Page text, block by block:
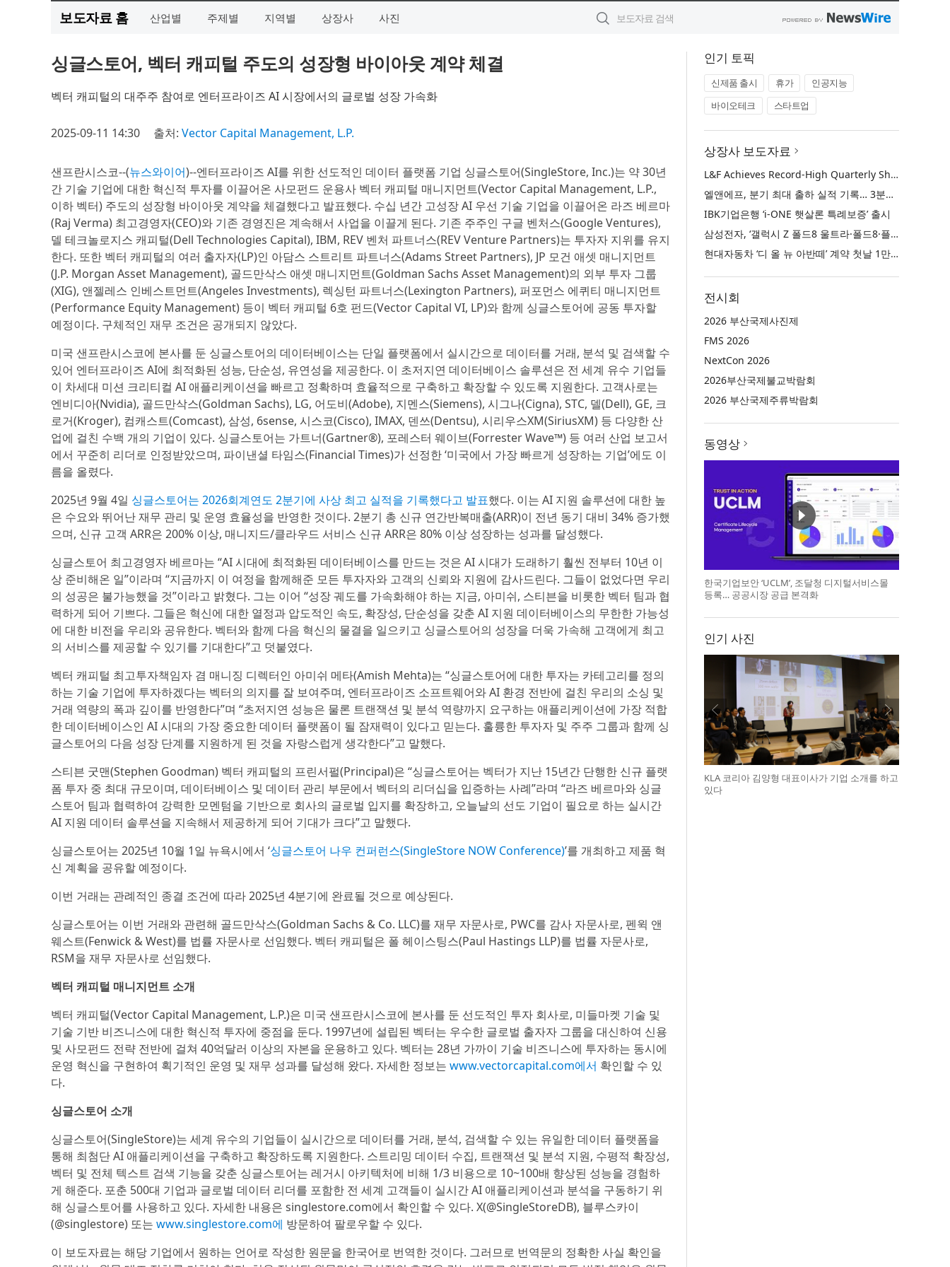
보도자료 홈 산업별 주제별 지역별 상장사 사진
싱글스토어, 벡터 캐피털 주도의 성장형 바이아웃 계약 체결
벡터 캐피털의 대주주 참여로 엔터프라이즈 AI 시장에서의 글로벌 성장 가속화
2025-09-11 14:30 출처: Vector Capital Management, L.P.
샌프란시스코--(뉴스와이어)--엔터프라이즈 AI를 위한 선도적인 데이터 플랫폼 기업 싱글스토어(SingleStore, Inc.)는 약 30년
간 기술 기업에 대한 혁신적 투자를 이끌어온 사모펀드 운용사 벡터 캐피털 매니지먼트(Vector Capital Management, L.P.,
이하 벡터) 주도의 성장형 바이아웃 계약을 체결했다고 발표했다. 수십 년간 고성장 AI 우선 기술 기업을 이끌어온 라즈 베르마
(Raj Verma) 최고경영자(CEO)와 기존 경영진은 계속해서 사업을 이끌게 된다. 기존 주주인 구글 벤처스(Google Ventures),
델 테크놀로지스 캐피털(Dell Technologies Capital), IBM, REV 벤처 파트너스(REV Venture Partners)는 투자자 지위를 유지
한다. 또한 벡터 캐피털의 여러 출자자(LP)인 아담스 스트리트 파트너스(Adams Street Partners), JP 모건 애셋 매니지먼트
(J.P. Morgan Asset Management), 골드만삭스 애셋 매니지먼트(Goldman Sachs Asset Management)의 외부 투자 그룹
(XIG), 앤젤레스 인베스트먼트(Angeles Investments), 렉싱턴 파트너스(Lexington Partners), 퍼포먼스 에퀴티 매니지먼트
(Performance Equity Management) 등이 벡터 캐피털 6호 펀드(Vector Capital VI, LP)와 함께 싱글스토어에 공동 투자할
예정이다. 구체적인 재무 조건은 공개되지 않았다.
미국 샌프란시스코에 본사를 둔 싱글스토어의 데이터베이스는 단일 플랫폼에서 실시간으로 데이터를 거래, 분석 및 검색할 수
있어 엔터프라이즈 AI에 최적화된 성능, 단순성, 유연성을 제공한다. 이 초저지연 데이터베이스 솔루션은 전 세계 유수 기업들
이 차세대 미션 크리티컬 AI 애플리케이션을 빠르고 정확하며 효율적으로 구축하고 확장할 수 있도록 지원한다. 고객사로는
엔비디아(Nvidia), 골드만삭스(Goldman Sachs), LG, 어도비(Adobe), 지멘스(Siemens), 시그나(Cigna), STC, 델(Dell), GE, 크
로거(Kroger), 컴캐스트(Comcast), 삼성, 6sense, 시스코(Cisco), IMAX, 덴쓰(Dentsu), 시리우스XM(SiriusXM) 등 다양한 산
업에 걸친 수백 개의 기업이 있다. 싱글스토어는 가트너(Gartner®), 포레스터 웨이브(Forrester Wave™) 등 여러 산업 보고서
에서 꾸준히 리더로 인정받았으며, 파이낸셜 타임스(Financial Times)가 선정한 ‘미국에서 가장 빠르게 성장하는 기업’에도 이
름을 올렸다.
2025년 9월 4일 싱글스토어는 2026회계연도 2분기에 사상 최고 실적을 기록했다고 발표했다. 이는 AI 지원 솔루션에 대한 높
은 수요와 뛰어난 재무 관리 및 운영 효율성을 반영한 것이다. 2분기 총 신규 연간반복매출(ARR)이 전년 동기 대비 34% 증가했
으며, 신규 고객 ARR은 200% 이상, 매니지드/클라우드 서비스 신규 ARR은 80% 이상 성장하는 성과를 달성했다.
싱글스토어 최고경영자 베르마는 “AI 시대에 최적화된 데이터베이스를 만드는 것은 AI 시대가 도래하기 훨씬 전부터 10년 이
상 준비해온 일”이라며 “지금까지 이 여정을 함께해준 모든 투자자와 고객의 신뢰와 지원에 감사드린다. 그들이 없었다면 우리
의 성공은 불가능했을 것”이라고 밝혔다. 그는 이어 “성장 궤도를 가속화해야 하는 지금, 아미쉬, 스티븐을 비롯한 벡터 팀과 협
력하게 되어 기쁘다. 그들은 혁신에 대한 열정과 압도적인 속도, 확장성, 단순성을 갖춘 AI 지원 데이터베이스의 무한한 가능성
에 대한 비전을 우리와 공유한다. 벡터와 함께 다음 혁신의 물결을 일으키고 싱글스토어의 성장을 더욱 가속해 고객에게 최고
의 서비스를 제공할 수 있기를 기대한다”고 덧붙였다.
벡터 캐피털 최고투자책임자 겸 매니징 디렉터인 아미쉬 메타(Amish Mehta)는 “싱글스토어에 대한 투자는 카테고리를 정의
하는 기술 기업에 투자하겠다는 벡터의 의지를 잘 보여주며, 엔터프라이즈 소프트웨어와 AI 환경 전반에 걸친 우리의 소싱 및
거래 역량의 폭과 깊이를 반영한다”며 “초저지연 성능은 물론 트랜잭션 및 분석 역량까지 요구하는 애플리케이션에 가장 적합
한 데이터베이스인 AI 시대의 가장 중요한 데이터 플랫폼이 될 잠재력이 있다고 믿는다. 훌륭한 투자자 및 주주 그룹과 함께 싱
글스토어의 다음 성장 단계를 지원하게 된 것을 자랑스럽게 생각한다”고 말했다.
스티븐 굿맨(Stephen Goodman) 벡터 캐피털의 프린서펄(Principal)은 “싱글스토어는 벡터가 지난 15년간 단행한 신규 플랫
폼 투자 중 최대 규모이며, 데이터베이스 및 데이터 관리 부문에서 벡터의 리더십을 입증하는 사례”라며 “라즈 베르마와 싱글
스토어 팀과 협력하여 강력한 모멘텀을 기반으로 회사의 글로벌 입지를 확장하고, 오늘날의 선도 기업이 필요로 하는 실시간
AI 지원 데이터 솔루션을 지속해서 제공하게 되어 기대가 크다”고 말했다.
싱글스토어는 2025년 10월 1일 뉴욕시에서 ‘싱글스토어 나우 컨퍼런스(SingleStore NOW Conference)’를 개최하고 제품 혁
신 계획을 공유할 예정이다.
이번 거래는 관례적인 종결 조건에 따라 2025년 4분기에 완료될 것으로 예상된다.
싱글스토어는 이번 거래와 관련해 골드만삭스(Goldman Sachs & Co. LLC)를 재무 자문사로, PWC를 감사 자문사로, 펜윅 앤
웨스트(Fenwick & West)를 법률 자문사로 선임했다. 벡터 캐피털은 폴 헤이스팅스(Paul Hastings LLP)를 법률 자문사로,
RSM을 재무 자문사로 선임했다.
벡터 캐피털 매니지먼트 소개
벡터 캐피털(Vector Capital Management, L.P.)은 미국 샌프란시스코에 본사를 둔 선도적인 투자 회사로, 미들마켓 기술 및
기술 기반 비즈니스에 대한 혁신적 투자에 중점을 둔다. 1997년에 설립된 벡터는 우수한 글로벌 출자자 그룹을 대신하여 신용
및 사모펀드 전략 전반에 걸쳐 40억달러 이상의 자본을 운용하고 있다. 벡터는 28년 가까이 기술 비즈니스에 투자하는 동시에
운영 혁신을 구현하여 획기적인 운영 및 재무 성과를 달성해 왔다. 자세한 정보는 www.vectorcapital.com에서 확인할 수 있
다.
싱글스토어 소개
싱글스토어(SingleStore)는 세계 유수의 기업들이 실시간으로 데이터를 거래, 분석, 검색할 수 있는 유일한 데이터 플랫폼을
통해 최첨단 AI 애플리케이션을 구축하고 확장하도록 지원한다. 스트리밍 데이터 수집, 트랜잭션 및 분석 지원, 수평적 확장성,
벡터 및 전체 텍스트 검색 기능을 갖춘 싱글스토어는 레거시 아키텍처에 비해 1/3 비용으로 10~100배 향상된 성능을 경험하
게 해준다. 포춘 500대 기업과 글로벌 데이터 리더를 포함한 전 세계 고객들이 실시간 AI 애플리케이션과 분석을 구동하기 위
해 싱글스토어를 사용하고 있다. 자세한 내용은 singlestore.com에서 확인할 수 있다. X(@SingleStoreDB), 블루스카이
(@singlestore) 또는 www.singlestore.com에 방문하여 팔로우할 수 있다.
이 보도자료는 해당 기업에서 원하는 언어로 작성한 원문을 한국어로 번역한 것이다. 그러므로 번역문의 정확한 사실 확인을
인기 토픽
신제품 출시 휴가
인공지능
바이오테크
스타트업
상장사 보도자료
L&F Achieves Record-High Quarterly Shipments, Begins LFP Supply for North American ESS in Q3 Advancing its Two-Track NCM and LFP Growth Strategy
엘앤에프, 분기 최대 출하 실적 기록… 3분기 북미 ESS향 LFP 공급 착수 NCM+LFP ‘2-Track’ 성장 전략 실현
IBK기업은행 ‘i-ONE 햇살론 특례보증’ 출시
삼성전자, ‘갤럭시 Z 폴드8 울트라·폴드8·플립8’과 ‘갤럭시 워치 울트라2·워치9’ 국내 공식 출시
현대자동차 ‘디 올 뉴 아반떼’ 계약 첫날 1만 대 돌파
전시회
2026 부산국제사진제
FMS 2026
NextCon 2026
2026부산국제불교박람회
2026 부산국제주류박람회
동영상
한국기업보안 ‘UCLM’, 조달청 디지털서비스몰
등록… 공공시장 공급 본격화
인기 사진
KLA 코리아 김양형 대표이사가 기업 소개를 하고
있다